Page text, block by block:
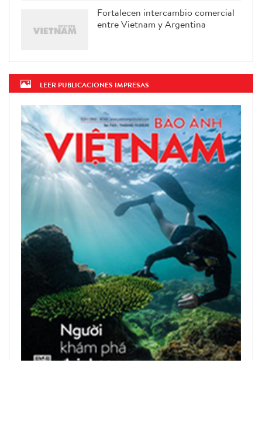
Fortalecen intercambio comercial
entre Vietnam y Argentina
LEER PUBLICACIONES IMPRESAS